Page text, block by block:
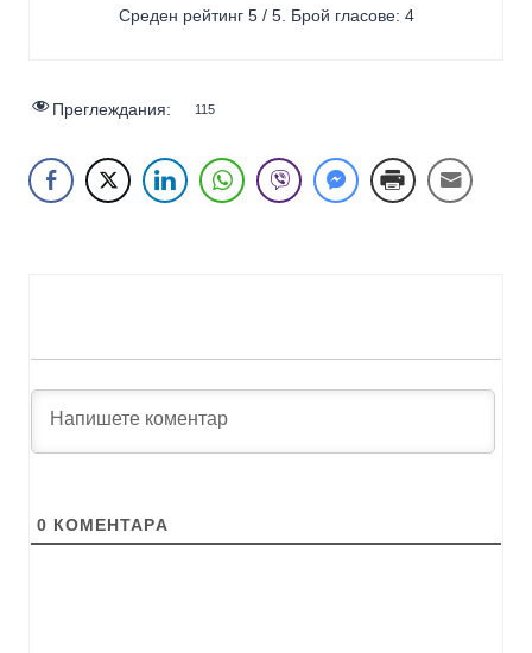
Среден рейтинг 5/ 5. Брой гласове: 4
Преглеждания: 115
0 КОМЕНТАРA